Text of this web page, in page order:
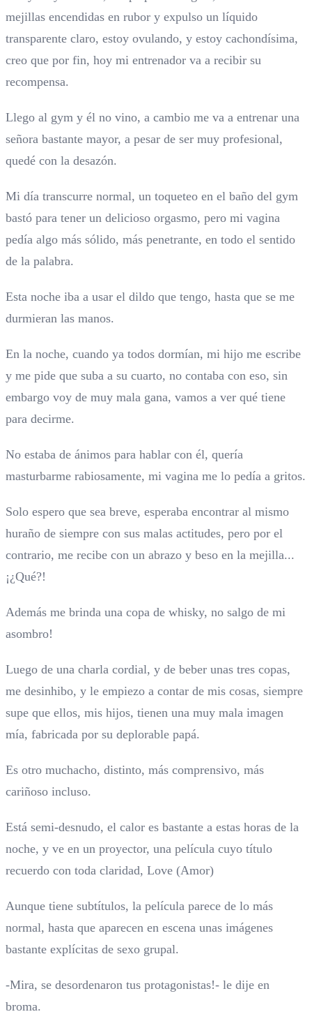
mejillas encendidas en rubor y expulso un líquido
transparente claro, estoy ovulando, y estoy cachondísima,
creo que por fin, hoy mi entrenador va a recibir su
recompensa.
Llego al gym y él no vino, a cambio me va a entrenar una
señora bastante mayor, a pesar de ser muy profesional,
quedé con la desazón.
Mi día transcurre normal, un toqueteo en el baño del gym
bastó para tener un delicioso orgasmo, pero mi vagina
pedía algo más sólido, más penetrante, en todo el sentido
de la palabra.
Esta noche iba a usar el dildo que tengo, hasta que se me
durmieran las manos.
En la noche, cuando ya todos dormían, mi hijo me escribe
y me pide que suba a su cuarto, no contaba con eso, sin
embargo voy de muy mala gana, vamos a ver qué tiene
para decirme.
No estaba de ánimos para hablar con él, quería
masturbarme rabiosamente, mi vagina me lo pedía a gritos.
Solo espero que sea breve, esperaba encontrar al mismo
huraño de siempre con sus malas actitudes, pero por el
contrario, me recibe con un abrazo y beso en la mejilla...
¡¿Qué?!
Además me brinda una copa de whisky, no salgo de mi
asombro!
Luego de una charla cordial, y de beber unas tres copas,
me desinhibo, y le empiezo a contar de mis cosas, siempre
supe que ellos, mis hijos, tienen una muy mala imagen
mía, fabricada por su deplorable papá.
Es otro muchacho, distinto, más comprensivo, más
cariñoso incluso.
Está semi-desnudo, el calor es bastante a estas horas de la
noche, y ve en un proyector, una película cuyo título
recuerdo con toda claridad, Love (Amor)
Aunque tiene subtítulos, la película parece de lo más
normal, hasta que aparecen en escena unas imágenes
bastante explícitas de sexo grupal.
-Mira, se desordenaron tus protagonistas!- le dije en
broma.